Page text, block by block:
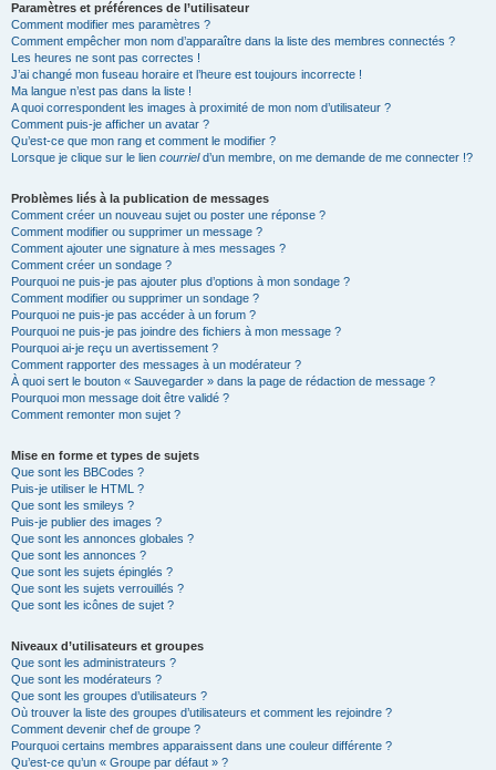
Paramètres et préférences de l’utilisateur
Comment modifier mes paramètres ?
Comment empêcher mon nom d’apparaître dans la liste des membres connectés ?
Les heures ne sont pas correctes !
J’ai changé mon fuseau horaire et l’heure est toujours incorrecte !
Ma langue n’est pas dans la liste !
A quoi correspondent les images à proximité de mon nom d’utilisateur ?
Comment puis-je afficher un avatar ?
Qu’est-ce que mon rang et comment le modifier ?
Lorsque je clique sur le lien courrield’un membre, on me demande de me connecter !?
Problèmes liés à la publication de messages
Comment créer un nouveau sujet ou poster une réponse ?
Comment modifier ou supprimer un message ?
Comment ajouter une signature à mes messages ?
Comment créer un sondage ?
Pourquoi ne puis-je pas ajouter plus d’options à mon sondage ?
Comment modifier ou supprimer un sondage ?
Pourquoi ne puis-je pas accéder à un forum ?
Pourquoi ne puis-je pas joindre des fichiers à mon message ?
Pourquoi ai-je reçu un avertissement ?
Comment rapporter des messages à un modérateur ?
À quoi sert le bouton « Sauvegarder » dans la page de rédaction de message ?
Pourquoi mon message doit être validé ?
Comment remonter mon sujet ?
Mise en forme et types de sujets
Que sont les BBCodes ?
Puis-je utiliser le HTML ?
Que sont les smileys ?
Puis-je publier des images ?
Que sont les annonces globales ?
Que sont les annonces ?
Que sont les sujets épinglés ?
Que sont les sujets verrouillés ?
Que sont les icônes de sujet ?
Niveaux d’utilisateurs et groupes
Que sont les administrateurs ?
Que sont les modérateurs ?
Que sont les groupes d’utilisateurs ?
Où trouver la liste des groupes d’utilisateurs et comment les rejoindre ?
Comment devenir chef de groupe ?
Pourquoi certains membres apparaissent dans une couleur différente ?
Qu’est-ce qu’un « Groupe par défaut » ?